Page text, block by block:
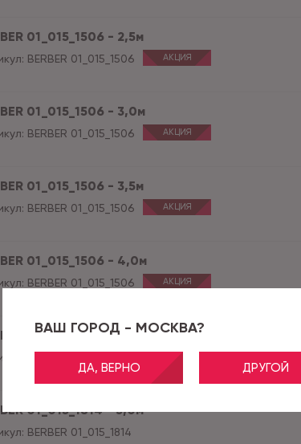
ВАШ ГОРОД - МОСКВА?
ДА, ВЕРНО ДРУГОЙ
01_015_1506 - 2,5м
BERBER 01_015_1506 АКЦИЯ
01_015_1506 - 3,0м
BERBER 01_015_1506 АКЦИЯ
01_015_1506 - 3,5м
BERBER 01_015_1506 АКЦИЯ
01_015_1506 - 4,0м
BERBER 01_015_1506 АКЦИЯ
01_015_1814 - 2,0м
АКЦИЯ
01_015_1814 - 3,0м
BERBER 01_015_1814